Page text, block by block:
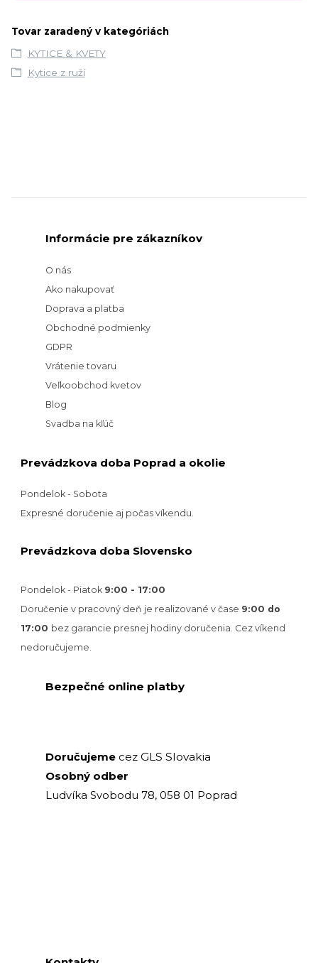
Tovar zaradený v kategóriách
KYTICE & KVETY
Kytice z ruží
Informácie pre zákazníkov
O nás
Ako nakupovať
Doprava a platba
Obchodné podmienky
GDPR
Vrátenie tovaru
Veľkoobchod kvetov
Blog
Svadba na kľúč
Prevádzkova doba Poprad a okolie
Pondelok - Sobota
Expresné doručenie aj počas víkendu.
Prevádzkova doba Slovensko
Pondelok - Piatok 9:00 - 17:00
Doručenie v pracovný deň je realizované v čase 9:00 do
17:00 bez garancie presnej hodiny doručenia. Cez víkend
nedoručujeme.
Bezpečné online platby
Doručujeme cez GLS Slovakia
Osobný odber
Ludvíka Svobodu 78, 058 01 Poprad